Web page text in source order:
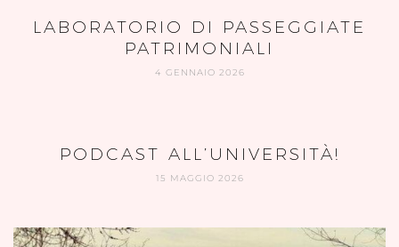
LABORATORIO DI PASSEGGIATE
PATRIMONIALI
4 GENNAIO 2026
PODCAST ALL’UNIVERSITÀ!
15 MAGGIO 2026